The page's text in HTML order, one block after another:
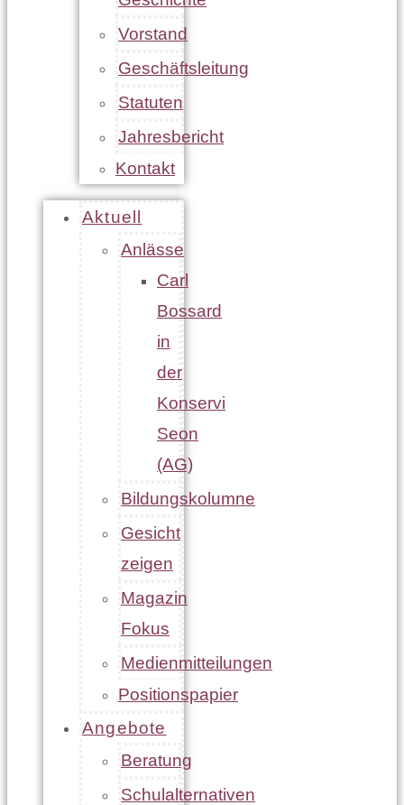
Vorstand
Geschäftsleitung
Statuten
Jahresbericht
Kontakt
Aktuell
Anlässe
Carl
Bossard
in
der
Konservi
Seon
(AG)
Bildungskolumne
Gesicht
zeigen
Magazin
Fokus
Medienmitteilungen
Positionspapier
Angebote
Beratung
Schulalternativen